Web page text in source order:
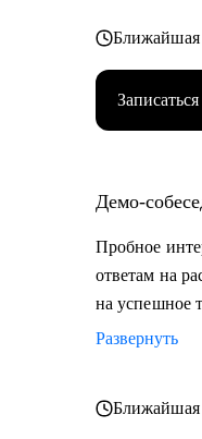
Ближайшая
Записаться
Демо-
Пробное
ответам на
на успешное
Развернуть
Ближайшая